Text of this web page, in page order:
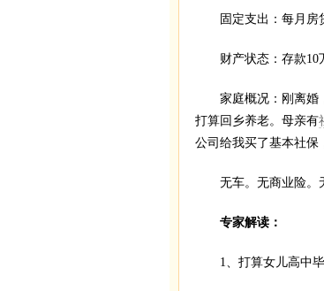
固定支出：每月房贷
财产状态：存款10万
家庭概况：刚离婚，
打算回乡养老。母亲有
公司给我买了基本社保
无车。无商业险。
专家解读：
1、打算女儿高中毕